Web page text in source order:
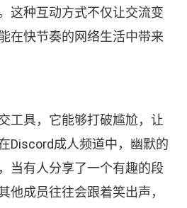
这种互动方式不仅让交流变
在快节奏的网络生活中带来
工具，它能够打破尴尬，让
Discord成人频道中，幽默的
当有人分享了一个有趣的段
他成员往往会跟着笑出声，